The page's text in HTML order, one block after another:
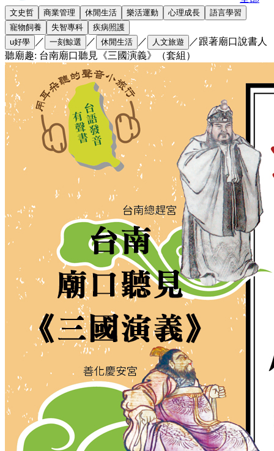
文史哲 商業管理 休閒生活 樂活運動 心理成長
語言學習
寵物飼養
失智專科
疾病照護
u好學
／ 一刻鯨選 ／ 休閒生活 ／ 人文旅遊 ／跟著廟口說書人
聽廟趣: 台南廟口聽見《三國演義》（套組）